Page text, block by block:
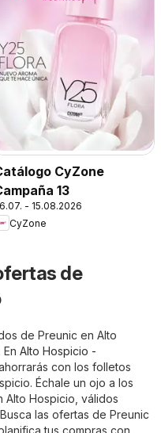
CyZone
13
- 15.08.2026
CyZone
de
de Preunic en Alto
Alto Hospicio -
con los folletos
Échale un ojo a los
Alto Hospicio, válidos
las ofertas de Preunic
tus compras con